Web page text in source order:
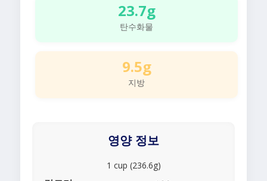
23.7g
탄수화물
9.5g
지방
영양 정보
1 cup (236.6g)